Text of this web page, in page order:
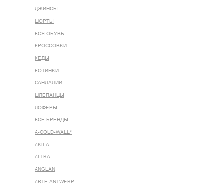
ДЖИНСЫ
ШОРТЫ
ВСЯ ОБУВЬ
КРОССОВКИ
КЕДЫ
БОТИНКИ
САНДАЛИИ
ШЛЕПАНЦЫ
ЛОФЕРЫ
ВСЕ БРЕНДЫ
A-COLD-WALL*
AKILA
ALTRA
ANGLAN
ARTE ANTWERP